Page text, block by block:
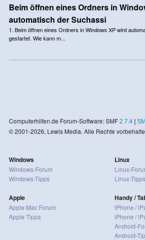
Beim öffnen eines Ordners in
automatisch der Suchassi
1. Beim öffnen eines Ordners in Windows XP wird
gestartet. Wie kann m...
Computerhilfen.de Forum-Software: SMF 2.7.4|
© 2001-2026, Lewis Media. Alle Rechte
Windows
Windows-Forum
Windows-Tipps
Apple
Apple Mac Forum
Apple Tipps
Linux
Linux-
Linux-Tipps
Handy /
iPhone /
iPhone /
Android-
Android-